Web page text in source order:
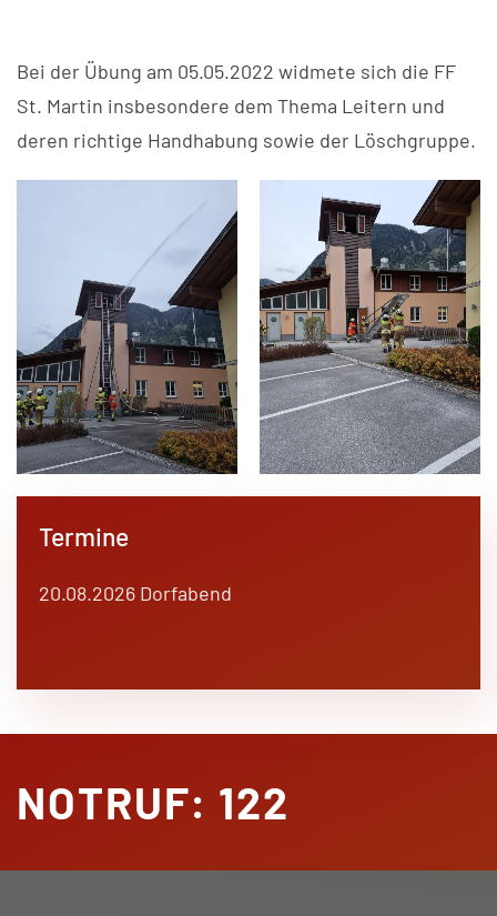
Bei der Übung am 05.05.2022 widmete sich die FF
St. Martin insbesondere dem Thema Leitern und
deren richtige Handhabung sowie der Löschgruppe.
Termine
20.08.2026 Dorfabend
NOTRUF: 122